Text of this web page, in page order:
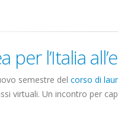
per l’Italia
semestre del corso di
virtuali. Un incontro per